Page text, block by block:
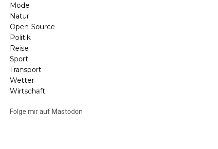
Mode
Natur
Open-Source
Politik
Reise
Sport
Transport
Wetter
Wirtschaft
Folge mir auf Mastodon